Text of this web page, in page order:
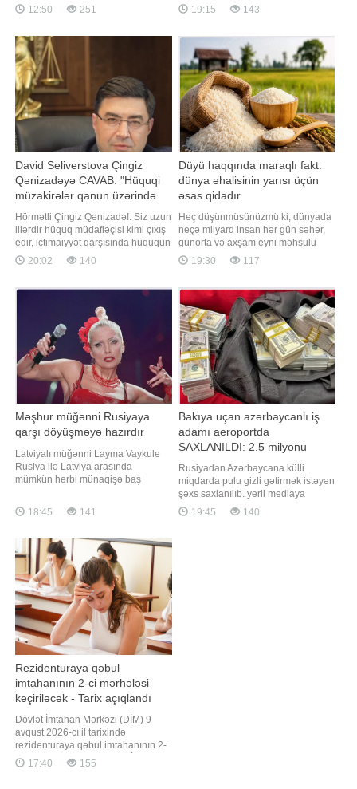
əleyhinə cinayətlər, müharibə
cinayətləri, o cümlədən təcavüzkar
aparılması, soyqırımı, müharibə
qanunlarını və qaydalarını pozma,
terrorçuluq, terrorçuluğ
12:50 251
zərərçəkənin əlində olan, dəyəri
1750 manat təşkil edən "iPhone 16"
yerindən uzaqlaşıb. Nizami Rayon
Polis İdarəsinin 24-cü Polis
Şöbəsinin əməkdaşlarının
keçirdikləri tədbirlərl
19:15 143
David Seliverstova Çingiz
Qənizadəyə CAVAB: "Hüquqi
müzakirələr qanun üzərində
qurulmalıdır"
Hörmətli Çingiz Qənizadə!. Siz uzun
illərdir hüquq müdafiəçisi kimi çıxış
edir, ictimaiyyət qarşısında hüququn
aliliyini, qanunçuluğu və
Konstitusiyanın prinsiplərini
Məhz buna görə də cəmiyyət sizdən
hər bir məsələyə hüquqi meyarlarla
yanaşmağı gözləyir. Azərbayca
20:02 140
Düyü haqqında maraqlı fakt:
dünya əhalisinin yarısı üçün
əsas qidadır
Heç düşünmüsünüzmü ki, dünyada
neçə milyard insan hər gün səhər,
günorta və axşam eyni məhsulu
yeyir?. Düyü sadəcə qarnir deyil. O,
planetdə yaşayan milyardlarla
Təsadüfi deyil ki, onu Asiyanın
"çörəyi" adlandırırlar. xarici mediaya
istinadən xəbər verir ki
19:30 117
Məşhur müğənni Rusiyaya
qarşı döyüşməyə hazırdır
Latviyalı müğənni Layma Vaykule
Rusiya ilə Latviya arasında
mümkün hərbi münaqişə baş
hazır olduğunu bildirib. xarici
mediaya istinadla xəbər verir ki,
Vaykuledən "Rusiya Latviyaya
hücum etsə, nə edərdiniz?" sualını
ünvanlayıblar
18:45 141
Bakıya uçan azərbaycanlı iş
adamı aeroportda
SAXLANILDI: 2.5 milyonu
əlindən alındı
Rusiyadan Azərbaycana külli
miqdarda pulu gizli gətirmək istəyən
şəxs saxlanılıb. yerli mediaya
istinadla bildirir ki, hadisə
Novosibirsk şəhərindəki
19:45 140
Rezidenturaya qəbul
imtahanının 2-ci mərhələsi
keçiriləcək - Tarix açıqlandı
Dövlət İmtahan Mərkəzi (DİM) 9
avqust 2026-cı il tarixində
rezidenturaya qəbul imtahanının 2-
ci mərhələsini keçirəcək. BİG.AZ
xəbər verir ki, bu barədə DİM
17:40 155